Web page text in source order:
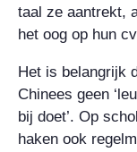
taal ze aantrekt,
het oog op hun
Het is belangrijk
Chinees geen
bij doet’. Op
haken ook